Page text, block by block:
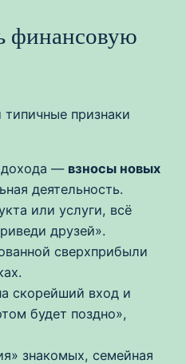
финансовую
признаки
— взносы новых
деятельность.
или услуги, всё
друзей».
сверхприбыли
скорейший вход и
будет поздно»,
знакомых, семейная